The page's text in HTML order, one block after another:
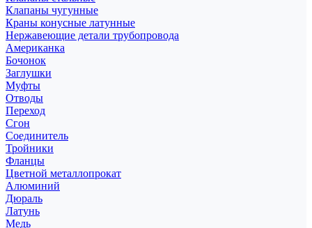
Клапаны чугунные
Краны конусные латунные
Нержавеющие детали трубопровода
Американка
Бочонок
Заглушки
Муфты
Отводы
Переход
Сгон
Соединитель
Тройники
Фланцы
Цветной металлопрокат
Алюминий
Дюраль
Латунь
Медь